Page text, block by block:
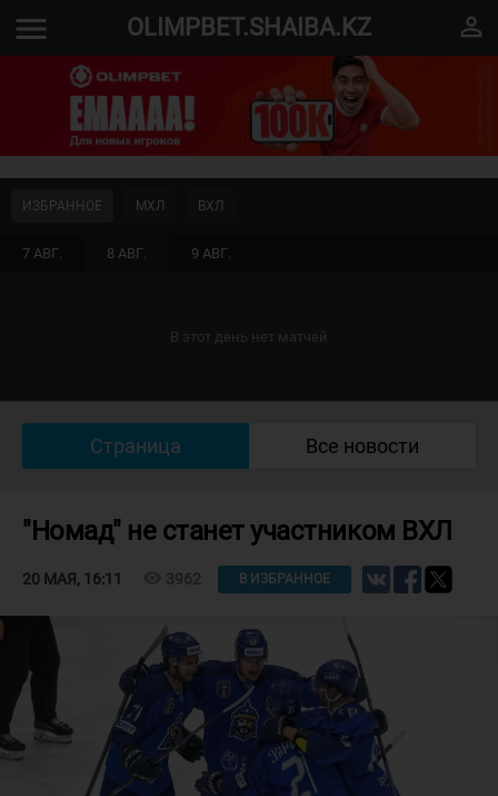
menu OLIMPBET.SHAIBA.KZ perm_identity
7 АВГ. 8 АВГ. 9 АВГ.
ИЗБРАННОЕ МХЛ ВХЛ
В этот день нет матчей
Страница Все новости
"Номад" не станет участником ВХЛ
20 МАЯ, 16:11 3962 В ИЗБРАННОЕ